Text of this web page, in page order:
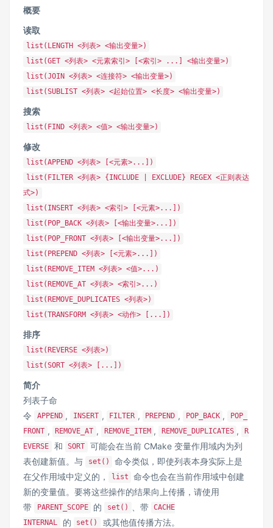
概要
读取
list(LENGTH <列表> <输出变量>)
list(GET <列表> <元素索引> [<索引> ...] <输出变量>)
list(JOIN <列表> <连接符> <输出变量>)
list(SUBLIST <列表> <起始位置> <长度> <输出变量>)
搜索
list(FIND <列表> <值> <输出变量>)
修改
list(APPEND <列表> [<元素>...])
list(FILTER <列表> {INCLUDE | EXCLUDE} REGEX <正则表达
式>)
list(INSERT <列表> <索引> [<元素>...])
list(POP_BACK <列表> [<输出变量>...])
list(POP_FRONT <列表> [<输出变量>...])
list(PREPEND <列表> [<元素>...])
list(REMOVE_ITEM <列表> <值>...)
list(REMOVE_AT <列表> <索引>...)
list(REMOVE_DUPLICATES <列表>)
list(TRANSFORM <列表> <动作> [...])
排序
list(REVERSE <列表>)
list(SORT <列表> [...])
简介
列表子命
令
APPEND , INSERT , FILTER , PREPEND , POP_BACK ,
POP_
FRONT , REMOVE_AT , REMOVE_ITEM , REMOVE_DUPLICATES ,
R
EVERSE
和 SORT
可能会在当前 CMake 变量作用域内为列
表创建新值。与
set()
命令类似，即使列表本身实际上是
在父作用域中定义的，
list
命令也会在当前作用域中创建
新的变量值。要将这些操作的结果向上传播，请使用
带
PARENT_SCOPE 的 set() 、带
CACHE
INTERNAL
的 set()
或其他值传播方法。